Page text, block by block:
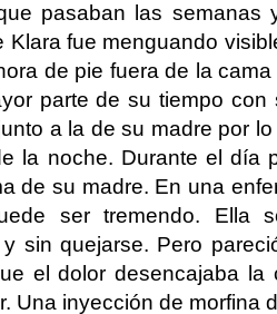
pasaban las semanas
Klara fue menguando
de pie fuera de la
parte de su tiempo
a la de su madre por
la noche. Durante el día
de su madre. En una
ser tremendo. Ella
y sin quejarse. Pero
el dolor desencajaba
Una inyección de morfina